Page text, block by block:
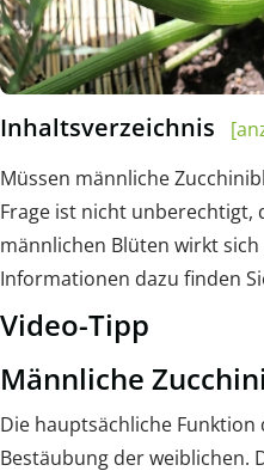
Inhaltsverzeichnis
Müssen männliche
Frage ist nicht unberechtigt,
männlichen Blüten wirkt
Informationen dazu finden
Video-Tipp
Männliche
Die hauptsächliche
Bestäubung der weiblichen.